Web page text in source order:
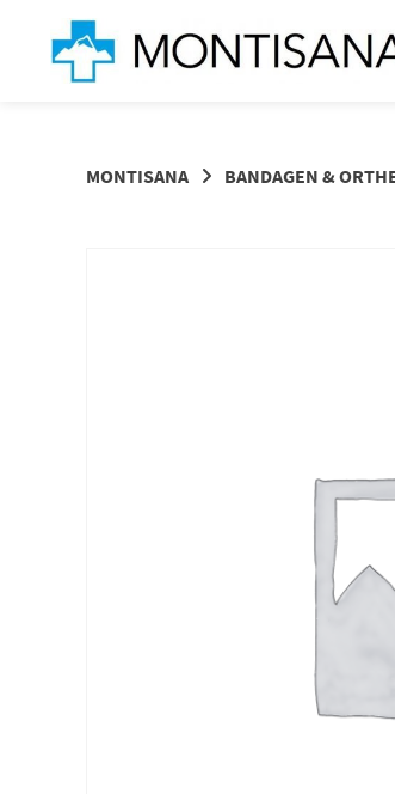
Springen
MONTISANA BANDAGEN &